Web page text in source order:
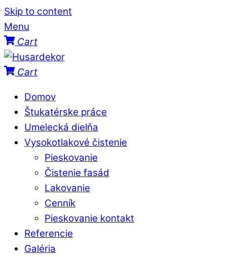
Skip to content
Menu
Cart
Cart
Domov
Štukatérske práce
Umelecká dielňa
Vysokotlakové čistenie
Pieskovanie
Čistenie fasád
Lakovanie
Cenník
Pieskovanie kontakt
Referencie
Galéria